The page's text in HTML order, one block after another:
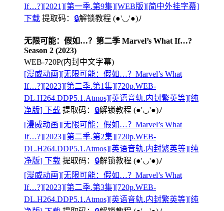
If…?][2021][第一季.第9集][WEB版][简中外挂字幕]
下载 提取码： 🔒解锁教程 (●'◡'●)ﾉ
无限可能：假如…？第二季 Marvel’s What If…?
Season 2 (2023)
WEB-720P(内封中文字幕)
[漫威动画][无限可能：假如…？Marvel’s What
If…?][2023][第二季.第1集][720p.WEB-
DL.H264.DDP5.1.Atmos][英语音轨.内封繁英等][纯
净版] 下载 提取码： 🔒解锁教程 (●'◡'●)ﾉ
[漫威动画][无限可能：假如…？Marvel’s What
If…?][2023][第二季.第2集][720p.WEB-
DL.H264.DDP5.1.Atmos][英语音轨.内封繁英等][纯
净版] 下载 提取码： 🔒解锁教程 (●'◡'●)ﾉ
[漫威动画][无限可能：假如…？Marvel’s What
If…?][2023][第二季.第3集][720p.WEB-
DL.H264.DDP5.1.Atmos][英语音轨.内封繁英等][纯